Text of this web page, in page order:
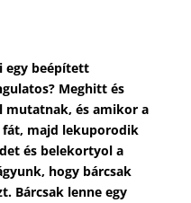
egy beépített
Meghitt és
mutatnak, és amikor a
fát, majd lekuporodik
és belekortyol a
hogy bárcsak
Bárcsak lenne egy